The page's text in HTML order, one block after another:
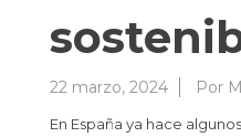
22 marzo, 2024 Por
En España ya hace